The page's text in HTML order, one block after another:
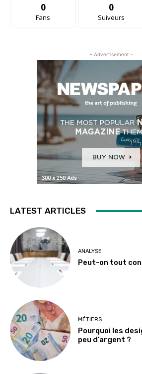
0
Fans
0
Suiveurs
- Advertisement -
LATEST ARTICLES
ANALYSE
Peut-on tout
MÉTIERS
Pourquoi les
peu d’argent ?